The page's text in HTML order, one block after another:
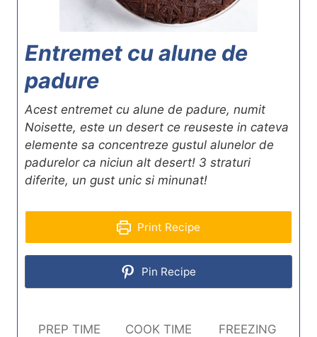
Entremet cu alune de
padure
Acest entremet cu alune de padure, numit
Noisette, este un desert ce reuseste in cateva
elemente sa concentreze gustul alunelor de
padurelor ca niciun alt desert! 3 straturi
diferite, un gust unic si minunat!
Print Recipe
Pin Recipe
PREP TIME
COOK TIME
FREEZING